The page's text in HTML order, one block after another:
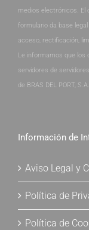
medios electrónicos. El
formulario da base
acceso, rectificación,
Le informamos que los
servidores de
de BRAS DEL PORT,
Información de
Aviso Legal y
Política de
Política de